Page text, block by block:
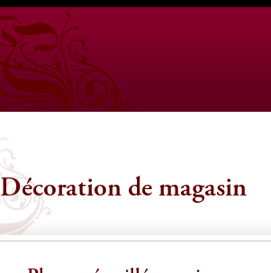
Décoration de magasin